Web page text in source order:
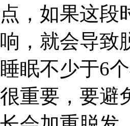
点，如果这段
响，就会导致
睡眠不少于6
很重要，要避